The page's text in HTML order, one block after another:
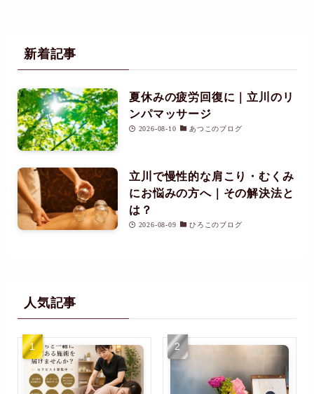
新着記事
夏休みの疲労回復に｜立川のリ
ンパマッサージ
2026-08-10 あつこのブログ
立川で慢性的な肩こり・むくみ
にお悩みの方へ｜その解決法と
は？
2026-08-09 ひろこのブログ
人気記事